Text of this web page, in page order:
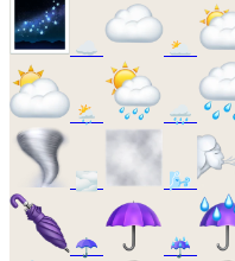
☁️ 🌥️
🌦️ 🌧️
🌫️ 🌬️
☂️ ☔